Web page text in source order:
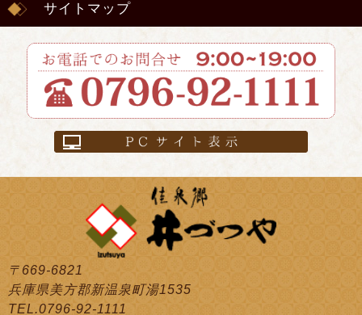
サイトマップ
〒669-6821
兵庫県美方郡新温泉町湯1535
TEL.0796-92-1111